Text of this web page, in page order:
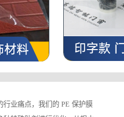
行业痛点，我们的 PE 保护膜